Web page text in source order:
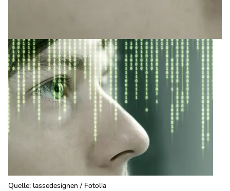
Quelle: lassedesignen / Fotolia